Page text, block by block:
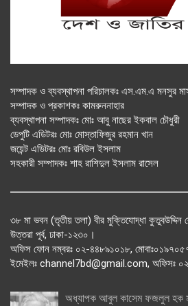
সম্পাদক ও ব্যবস্থাপনা পরিচালকঃ এস.এম.এ মনসুর
সম্পাদক ও প্রকাশকঃ কামরুননাহার
ব্যবস্থাপনা সম্পাদকঃ মোঃ আবু নাছের ইকবাল চৌধুরী
ডেপুটি এডিটরঃ মোঃ মোস্তাফিজুর রহমান খান
জয়েন্ট এডিটরঃ মোঃ রবিউল ইসলাম
সহকারী সম্পাদকঃ শাহ রাশিদুল ইসলাম রাসেল
৩৮ মা ভবন (তৃতীয় তলা) বীর মুক্তিযোদ্ধা কুতুবউদ্দিন
উত্তরা পূর্ব, ঢাকা-১২৩০।
অফিস ফোন নম্বরঃ ০২-৪৪৮৯১০১৮,
ইমেইলঃ channel7bd@gmail.com, অফিসঃ
অধ্যাপক আবুল কাসেম ফজলুল হক